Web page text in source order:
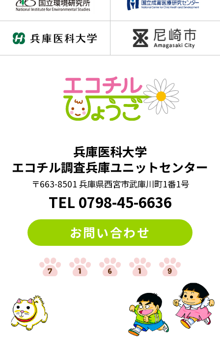
#三文字熟語
#三文字熟語クイズ
#並べかえクイズ
#並べ替えクイズ
#乳歯調査
#仲間はずれクイズ
#動画
#同じイラスト探し
#同じ数字探し
#学童期検査
#対義語クイズ
#文字並べ替えクイズ
#法則クイズ
#漢字間違いさがし
#漢字間違い探し
#熟語クイズ
#穴埋めクイズ
#間違い探し
兵庫医科大学
エコチル調査兵庫ユニットセンター
〒663-8501 兵庫県西宮市武庫川町1番1号
TEL 0798-45-6636
お問い合わせ